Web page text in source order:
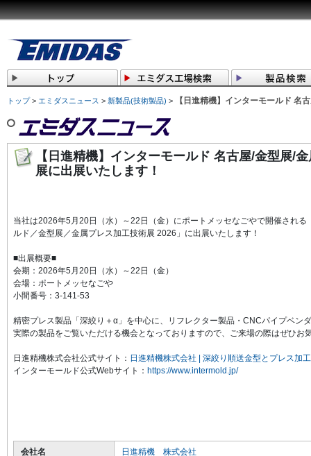
トップ> エミダスニュース > 新製品(技術製品) > 【日進精機】インターモールド 名
【日進精機】インターモールド 名古屋/金型展/
展に出展いたします！
当社は2026年5月20日（水）～22日（金）にポートメッセなごやで開催される
ルド／金型展／金属プレス加工技術展 2026 」に出展いたします！
■出展概要■
会期： 2026年5月20日（水）～22日（金）
会場：ポートメッセなごや
小間番号：3-141-53
精密プレス製品「深絞り＋ α 」を中心に、リフレクター製品・CNCパイプベン
実際の製品をご覧いただける機会となっておりますので、ご来場の際はぜひお
日進精機株式会社公式サイト： 日進精機株式会社 | 深絞り順送金型とプレス加
インターモールド公式Webサイト： https://www.intermold.jp/
会社名 日進精機 株式会社